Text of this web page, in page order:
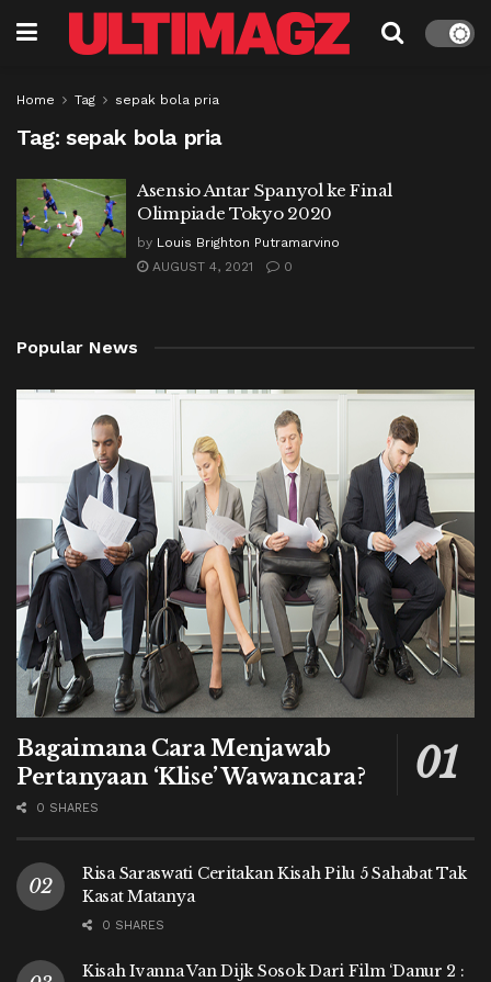
Home Tag sepak bola pria
Tag: sepak bola pria
Asensio Antar Spanyol ke Final
Olimpiade Tokyo 2020
by Louis Brighton Putramarvino
AUGUST 4, 2021
0
Popular News
Bagaimana Cara Menjawab
Pertanyaan ‘Klise’ Wawancara?
0 SHARES
Risa Saraswati Ceritakan Kisah Pilu 5 Sahabat Tak
Kasat Matanya
0 SHARES
Kisah Ivanna Van Dijk Sosok Dari Film ‘Danur 2 :